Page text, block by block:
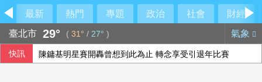
最新 熱門 專題 政治 社會
財經
臺北市 29° ( 31° / 27° ) 氣象
快訊 陳鏞基明星賽開轟曾想到此為止 轉念享受引退年比賽